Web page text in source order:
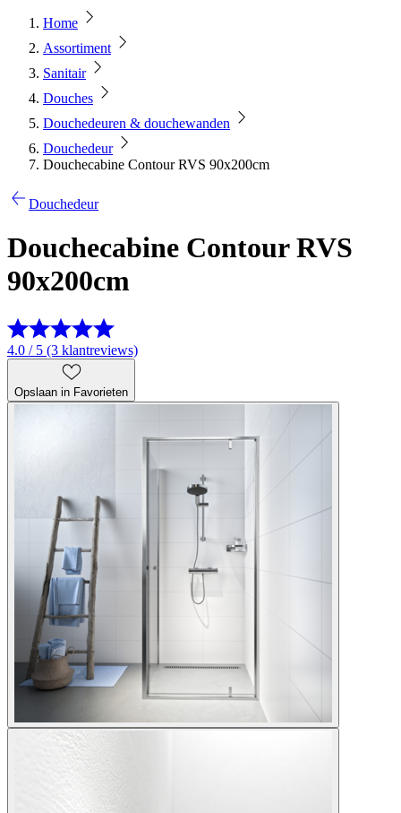
Home
Assortiment
Sanitair
Douches
Douchedeuren & douchewanden
Douchedeur
Douchecabine Contour RVS 90x200cm
Douchedeur
Douchecabine Contour RVS
90x200cm
4.0 / 5 (3 klantreviews)
Opslaan in Favorieten